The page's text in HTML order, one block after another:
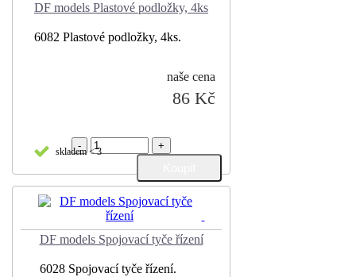
DF models Plastové podložky, 4ks
6082 Plastové podložky, 4ks.
naše cena
86 Kč
skladem < 3
- +
DF models Spojovací tyče řízení
6028 Spojovací tyče řízení.